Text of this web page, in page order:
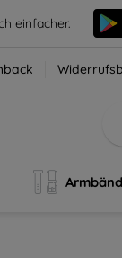
einfacher.